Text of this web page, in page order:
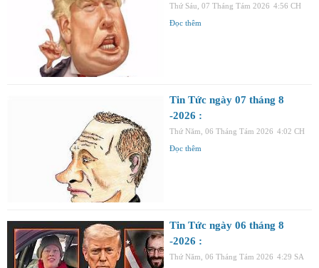
Thứ Sáu, 07 Tháng Tám 2026 4:56 CH
Đọc thêm
Tin Tức ngày 07 tháng 8
-2026 :
Thứ Năm, 06 Tháng Tám 2026 4:02 CH
Đọc thêm
Tin Tức ngày 06 tháng 8
-2026 :
Thứ Năm, 06 Tháng Tám 2026 4:29 SA